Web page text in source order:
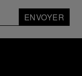
ENVOYER